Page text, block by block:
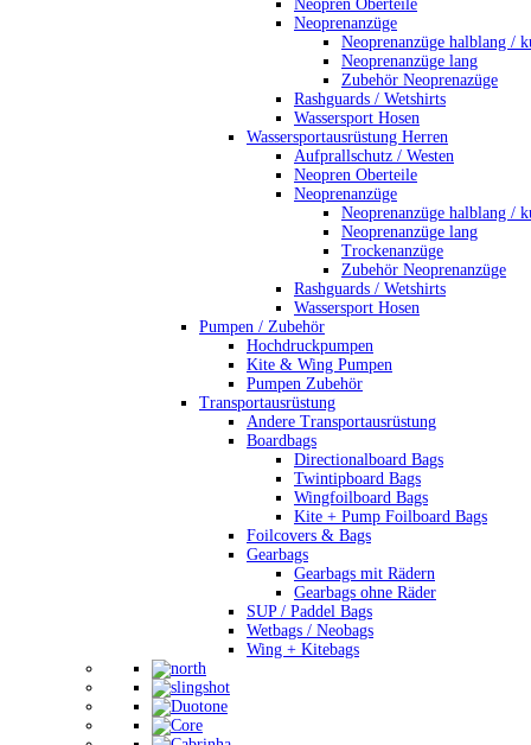
Neopren Oberteile
Neoprenanzüge
Neoprenanzüge halblang /
Neoprenanzüge lang
Zubehör Neoprenazüge
Rashguards / Wetshirts
Wassersport Hosen
Wassersportausrüstung Herren
Aufprallschutz / Westen
Neopren Oberteile
Neoprenanzüge
Neoprenanzüge halblang /
Neoprenanzüge lang
Trockenanzüge
Zubehör Neoprenanzüge
Rashguards / Wetshirts
Wassersport Hosen
Pumpen / Zubehör
Hochdruckpumpen
Kite & Wing Pumpen
Pumpen Zubehör
Transportausrüstung
Andere Transportausrüstung
Boardbags
Directionalboard Bags
Twintipboard Bags
Wingfoilboard Bags
Kite + Pump Foilboard Bags
Foilcovers & Bags
Gearbags
Gearbags mit Rädern
Gearbags ohne Räder
SUP / Paddel Bags
Wetbags / Neobags
Wing + Kitebags